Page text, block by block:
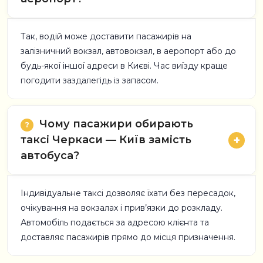
Так, водій може доставити пасажирів на
залізничний вокзал, автовокзал, в аеропорт або до
будь-якої іншої адреси в Києві. Час виїзду краще
погодити заздалегідь із запасом.
Чому пасажири обирають
таксі Черкаси — Київ замість
автобуса?
Індивідуальне таксі дозволяє їхати без пересадок,
очікування на вокзалах і прив’язки до розкладу.
Автомобіль подається за адресою клієнта та
доставляє пасажирів прямо до місця призначення.